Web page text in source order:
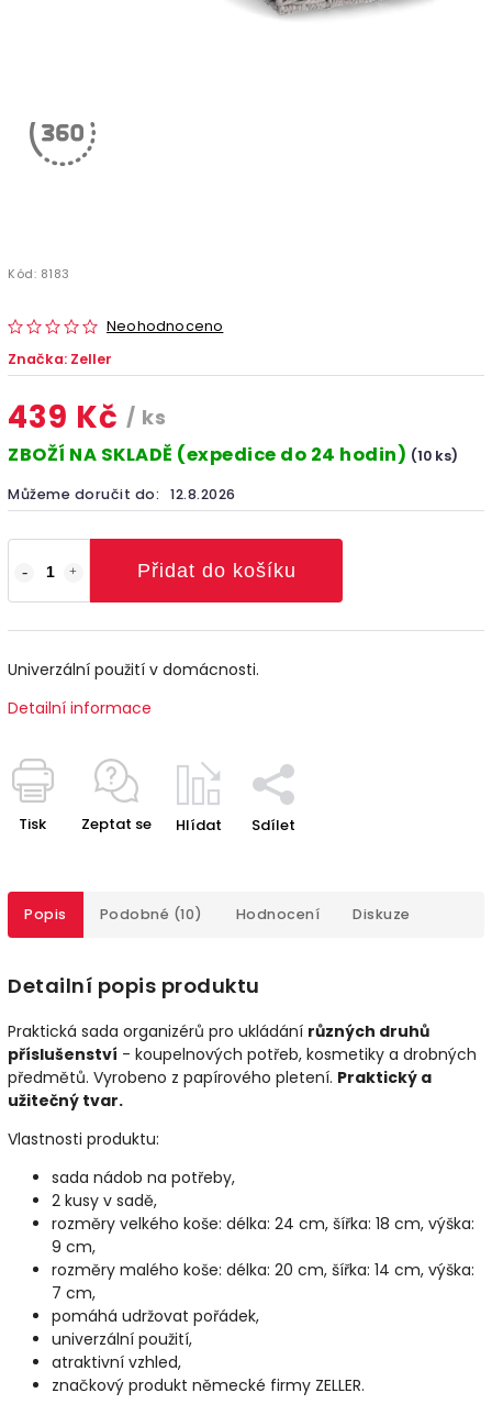
Kód: 8183
Neohodnoceno
Značka: Zeller
439 Kč / ks
ZBOŽÍ NA SKLADĚ (expedice do 24 hodin) (10 ks)
Můžeme doručit do: 12.8.2026
Přidat do košíku
Univerzální použití v domácnosti.
Detailní informace
Tisk Zeptat se Hlídat Sdílet
Popis Podobné (10) Hodnocení Diskuze
Detailní popis produktu
Praktická sada organizérů pro ukládání různých druhů
příslušenství - koupelnových potřeb, kosmetiky a drobných
předmětů. Vyrobeno z papírového pletení. Praktický a
užitečný tvar.
Vlastnosti produktu:
sada nádob na potřeby,
2 kusy v sadě,
rozměry velkého koše: délka: 24 cm, šířka: 18 cm, výška:
9 cm,
rozměry malého koše: délka: 20 cm, šířka: 14 cm, výška:
7 cm,
pomáhá udržovat pořádek,
univerzální použití,
atraktivní vzhled,
značkový produkt německé firmy ZELLER.